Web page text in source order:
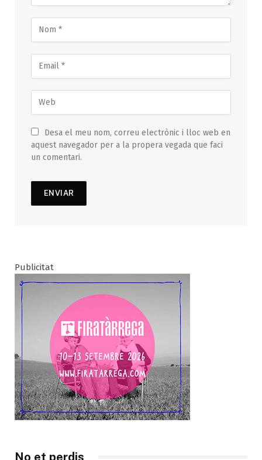
Desa el meu nom, correu electrònic i lloc web en
aquest navegador per a la propera vegada que faci
un comentari.
Publicitat
No et perdis